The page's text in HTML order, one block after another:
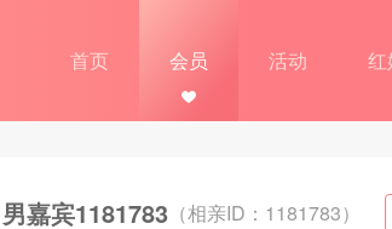
首页 会员 活动 红
男嘉宾1181783 （相亲ID：1181783）